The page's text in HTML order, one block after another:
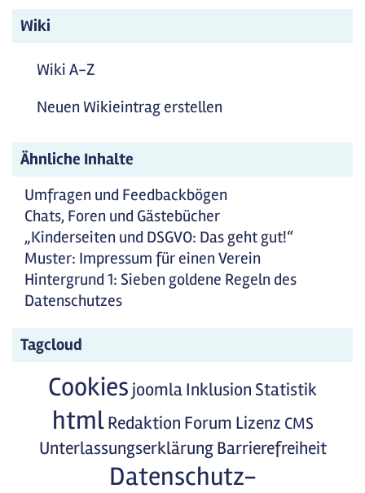
Wiki
Wiki A-Z
Neuen Wikieintrag erstellen
Ähnliche Inhalte
Umfragen und Feedbackbögen
Chats, Foren und Gästebücher
„Kinderseiten und DSGVO: Das geht gut!“
Muster: Impressum für einen Verein
Hintergrund 1: Sieben goldene Regeln des
Datenschutzes
Tagcloud
Cookies joomlaInklusion Statistik
html Redaktion Forum Lizenz CMS
Unterlassungserklärung Barrierefreiheit
Datenschutz-